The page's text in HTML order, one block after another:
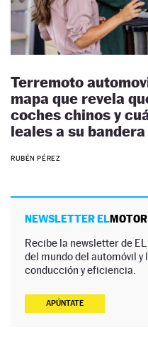
Terremoto
mapa que revela
coches chinos y
leales a su bandera
RUBÉN PÉREZ
NEWSLETTER ELMOTOR
Recibe la newsletter de
del mundo del automóvil
conducción y eficiencia.
APÚNTATE